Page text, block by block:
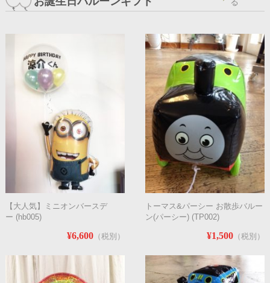
る
【大人気】ミニオンバースデ
ー (hb005)
¥6,600（税別）
トーマス&パーシー お散歩バルー
ン(パーシー) (TP002)
¥1,500 （税別）